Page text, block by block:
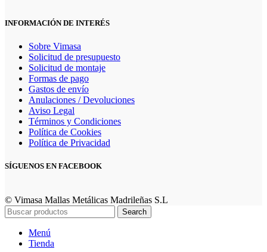
INFORMACIÓN DE INTERÉS
Sobre Vimasa
Solicitud de presupuesto
Solicitud de montaje
Formas de pago
Gastos de envío
Anulaciones / Devoluciones
Aviso Legal
Términos y Condiciones
Política de Cookies
Política de Privacidad
SÍGUENOS EN FACEBOOK
© Vimasa Mallas Metálicas Madrileñas S.L
Search
Menú
Tienda